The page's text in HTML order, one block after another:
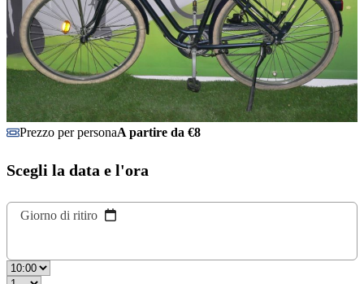
Prezzo per personaA partire da €8
Scegli la data e l'ora
Giorno di ritiro